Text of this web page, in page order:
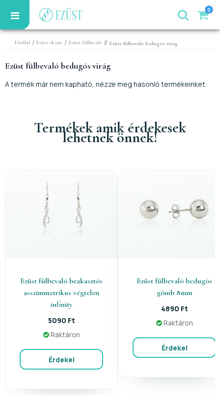
0
Főoldal / Ezüst ékszer / Ezüst fülbevaló // Ezüst fülbevaló bedugós virág
Ezüst fülbevaló bedugós virág
A termék már nem kapható, nézze meg hasonló termékeinket:
Termékek amik érdekesek
lehetnek önnek!
Ezüst fülbevaló beakasztós
asszimmetrikus végtelen
infinity
5090 Ft
Raktáron
Érdekel
Ezüst fülbevaló bedugós
gömb 8mm
4890 Ft
Raktáron
Érdekel